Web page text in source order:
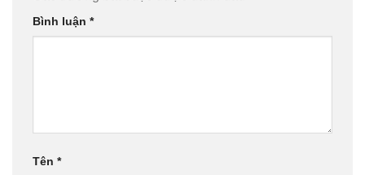
Bình luận *
Tên *